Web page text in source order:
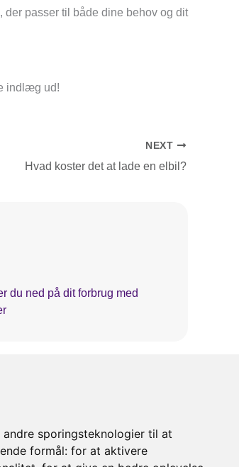
sporingsteknologier til at
formål: for at aktivere
passer til både dine behov og dit
indlæg ud!
NEXT
Hvad koster det at lade en elbil?
du ned på dit forbrug med